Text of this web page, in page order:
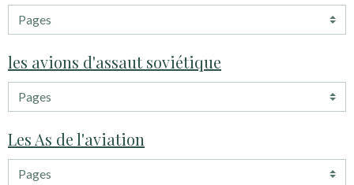
les avions d'assaut soviétique
Les As de l'aviation